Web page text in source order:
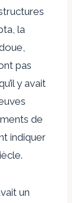
la
pas
y avait
de
indiquer
un